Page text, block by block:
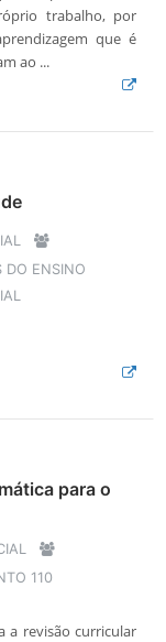
trabalho, por
que é
ao ...
DO ENSINO
para o
110
a revisão curricular